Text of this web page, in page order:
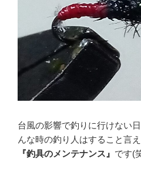
台風の影響で釣りに行けない
んな時の釣り人はすること言え
『釣具のメンテナンス』 です(